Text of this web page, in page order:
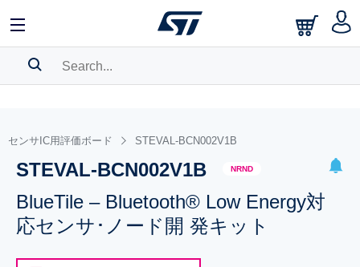
BOOKMARK
Please log in to show your saved searches.
センサIC用評価ボード STEVAL-BCN002V1B
STEVAL-BCN002V1B NRND
BlueTile – Bluetooth® Low Energy対
応センサ･ノード開 発キット